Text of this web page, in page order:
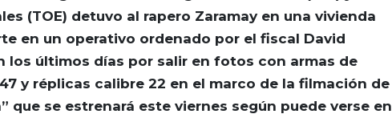
(TOE) detuvo al rapero Zaramay en una vivienda
en un operativo ordenado por el fiscal David
los últimos días por salir en fotos con armas de
y réplicas calibre 22 en el marco de la filmación de
que se estrenará este viernes según puede verse en